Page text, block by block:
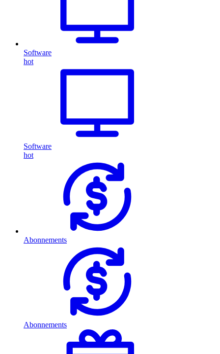
Software
hot
Software
hot
Abonnements
Abonnements